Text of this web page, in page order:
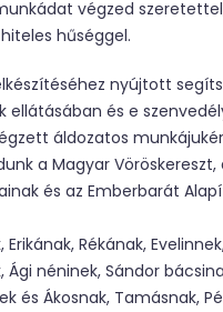
végzed
hűséggel.
nyújtott
ellátásában és e
áldozatos
a Magyar Vöröskereszt,
és az Emberbarát
Erikának, Rékának,
Ági néninek, Sándor
és Ákosnak, Tamásnak,